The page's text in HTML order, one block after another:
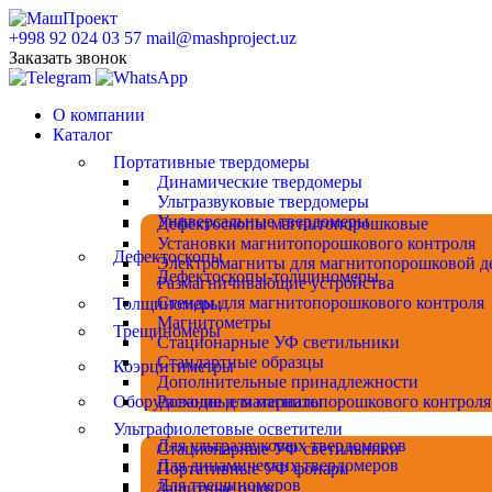
+998 92 024 03 57 mail@mashproject.uz
Заказать звонок
О компании
Каталог
Портативные твердомеры
Динамические твердомеры
Ультразвуковые твердомеры
Универсальные твердомеры
Дефектоскопы
Дефектоскопы-толщиномеры
Толщиномеры
Трещиномеры
Коэрцитиметры
Оборудование для магнитопорошкового контроля
Дефектоскопы магнитопорошковые
Установки магнитопорошкового контроля
Электромагниты для магнитопорошковой
Размагничивающие устройства
Стенды для магнитопорошкового контроля
Магнитометры
Стационарные УФ светильники
Стандартные образцы
Дополнительные принадлежности
Расходные материалы
Ультрафиолетовые осветители
Стационарные УФ светильники
Портативные УФ фонари
Защитные очки
Для ультразвуковых твердомеров
Для динамических твердомеров
Для трещиномеров